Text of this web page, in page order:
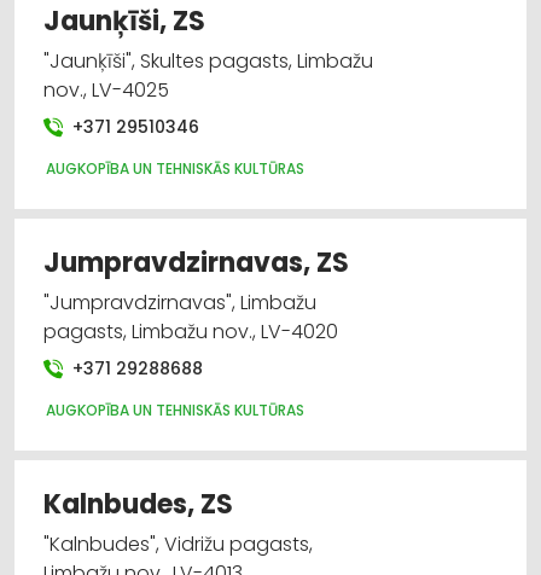
Jaunķīši, ZS
"Jaunķīši", Skultes pagasts, Limbažu
nov., LV-4025
+371 29510346
AUGKOPĪBA UN TEHNISKĀS KULTŪRAS
Jumpravdzirnavas, ZS
"Jumpravdzirnavas", Limbažu
pagasts, Limbažu nov., LV-4020
+371 29288688
AUGKOPĪBA UN TEHNISKĀS KULTŪRAS
Kalnbudes, ZS
"Kalnbudes", Vidrižu pagasts,